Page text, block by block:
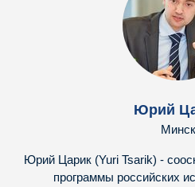
Юрий
Минск
Юрий Царик (Yuri Tsarik) -
программы российских